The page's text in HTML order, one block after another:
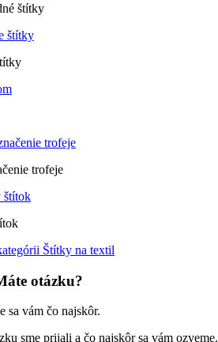
štítky
trofeje
Štítky na textil
otázku?
sa vám čo najskôr.
sme prijali a čo najskôr sa vám ozveme.